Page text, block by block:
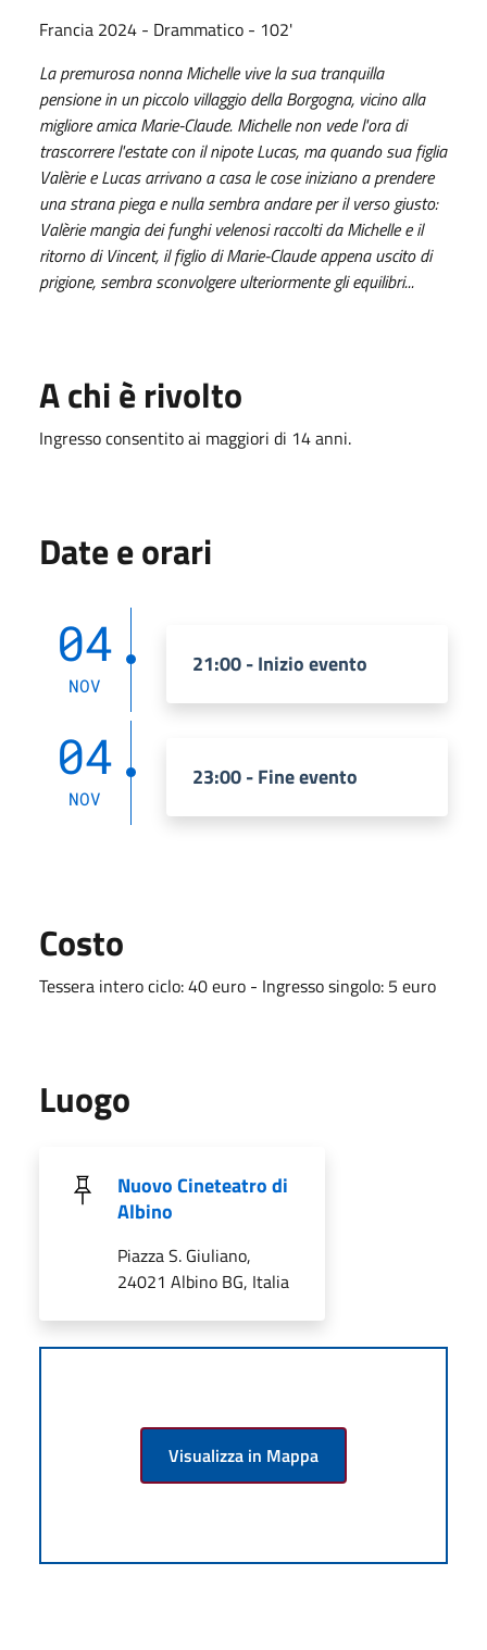
Francia 2024 - Drammatico - 102'
La premurosa nonna Michelle vive la sua tranquilla
pensione in un piccolo villaggio della Borgogna, vicino alla
migliore amica Marie-Claude. Michelle non vede l'ora di
trascorrere l'estate con il nipote Lucas, ma quando sua figlia
Valèrie e Lucas arrivano a casa le cose iniziano a prendere
una strana piega e nulla sembra andare per il verso giusto:
Valèrie mangia dei funghi velenosi raccolti da Michelle e il
ritorno di Vincent, il figlio di Marie-Claude appena uscito di
prigione, sembra sconvolgere ulteriormente gli equilibri...
A chi è rivolto
Ingresso consentito ai maggiori di 14 anni.
Date e orari
04
NOV
21:00 - Inizio evento
04
NOV
23:00 - Fine evento
Costo
Tessera intero ciclo: 40 euro - Ingresso singolo: 5 euro
Luogo
Nuovo Cineteatro di
Albino
Piazza S. Giuliano,
24021 Albino BG, Italia
Visualizza in Mappa